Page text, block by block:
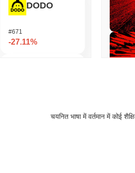
DODO
#671
-27.11%
चयनित भाषा में वर्तमान में कोई